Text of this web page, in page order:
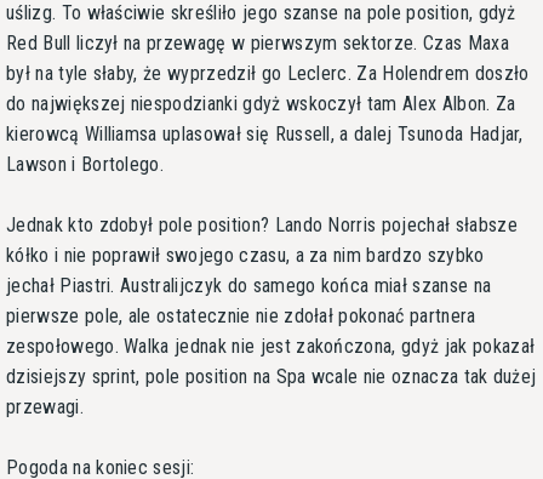
uślizg. To właściwie skreśliło jego szanse na pole position, gdyż
Red Bull liczył na przewagę w pierwszym sektorze. Czas Maxa
był na tyle słaby, że wyprzedził go Leclerc. Za Holendrem doszło
do największej niespodzianki gdyż wskoczył tam Alex Albon. Za
kierowcą Williamsa uplasował się Russell, a dalej Tsunoda Hadjar,
Lawson i Bortolego.
Jednak kto zdobył pole position? Lando Norris pojechał słabsze
kółko i nie poprawił swojego czasu, a za nim bardzo szybko
jechał Piastri. Australijczyk do samego końca miał szanse na
pierwsze pole, ale ostatecznie nie zdołał pokonać partnera
zespołowego. Walka jednak nie jest zakończona, gdyż jak pokazał
dzisiejszy sprint, pole position na Spa wcale nie oznacza tak dużej
przewagi.
Pogoda na koniec sesji: